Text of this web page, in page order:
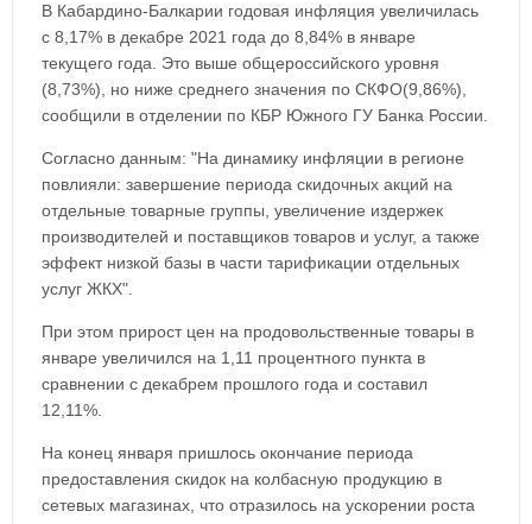
В Кабардино-Балкарии годовая инфляция увеличилась
с 8,17% в декабре 2021 года до 8,84% в январе
текущего года. Это выше общероссийского уровня
(8,73%), но ниже среднего значения по СКФО(9,86%),
сообщили в отделении по КБР Южного ГУ Банка России.
Согласно данным: "На динамику инфляции в регионе
повлияли: завершение периода скидочных акций на
отдельные товарные группы, увеличение издержек
производителей и поставщиков товаров и услуг, а также
эффект низкой базы в части тарификации отдельных
услуг ЖКХ".
При этом прирост цен на продовольственные товары в
январе увеличился на 1,11 процентного пункта в
сравнении с декабрем прошлого года и составил
12,11%.
На конец января пришлось окончание периода
предоставления скидок на колбасную продукцию в
сетевых магазинах, что отразилось на ускорении роста